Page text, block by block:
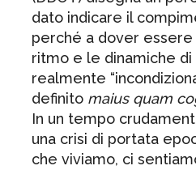
dato indicare il
perché a dover essere
ritmo e le dinamiche di
realmente
definito maius quam
In un tempo
una crisi di portata
che viviamo, ci